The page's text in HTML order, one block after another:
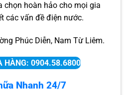
hoàn hảo cho mọi gia
các vấn đề điện nước.
Phúc Diễn, Nam Từ Liêm.
HÀNG: 0904.58.6800
Nhanh 24/7